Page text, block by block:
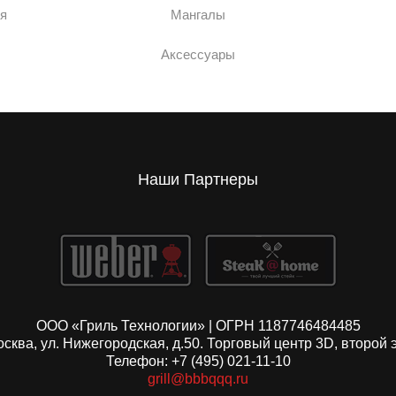
Мангалы
Аксессуары
Наши Партнеры
ООО «Гриль Технологии» | ОГРН 1187746484485
ул. Нижегородская, д.50. Торговый центр 3D, второй
Телефон: +7 (495) 021-11-10
grill@bbbqqq.ru